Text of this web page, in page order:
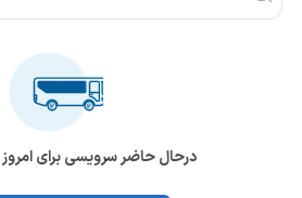
درحال حاضر سرویسی برای امروز